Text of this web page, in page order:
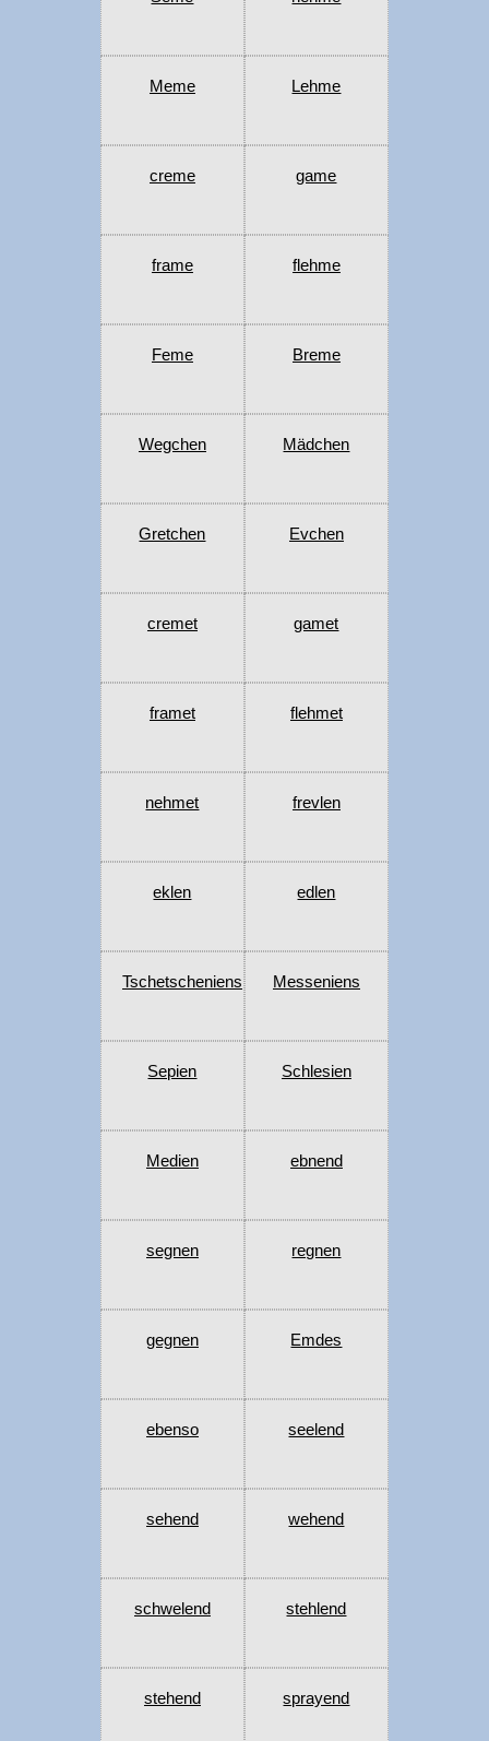
Meme Lehme
creme game
frame flehme
Feme Breme
Wegchen Mädchen
Gretchen Evchen
cremet gamet
framet flehmet
nehmet frevlen
eklen edlen
Tschetscheniens Messeniens
Sepien Schlesien
Medien ebnend
segnen regnen
gegnen Emdes
ebenso seelend
sehend wehend
schwelend stehlend
stehend sprayend